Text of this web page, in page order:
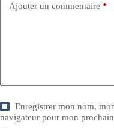
Ajouter un commentaire *
Enregistrer mon nom,
navigateur pour mon